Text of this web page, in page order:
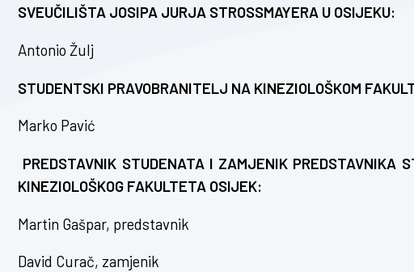
SVEUČILIŠTA JOSIPA JURJA STROSSMAYERA U OSIJEKU:
Antonio Žulj
STUDENTSKI PRAVOBRANITELJ NA KINEZIOLOŠKOM
Marko Pavić
PREDSTAVNIK STUDENATA I ZAMJENIK PREDSTAVNIKA
KINEZIOLOŠKOG FAKULTETA OSIJEK:
Martin Gašpar, predstavnik
David Curač, zamjenik